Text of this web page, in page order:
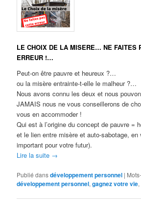
LE CHOIX DE LA MISERE… NE FAITES
ERREUR !…
Peut-on être pauvre et heureux ?…
ou la misère entrainte-t-elle le malheur ?…
Nous avons connu les deux et nous
JAMAIS nous ne vous conseillerons de
vous en accommoder !
Qui est à l’origine du concept de pauvre =
et le lien entre misère et auto-sabotage, en
important pour votre futur).
Lire la suite →
Publié dansdéveloppement personnel |
développement personnel,gagnez votre vie,